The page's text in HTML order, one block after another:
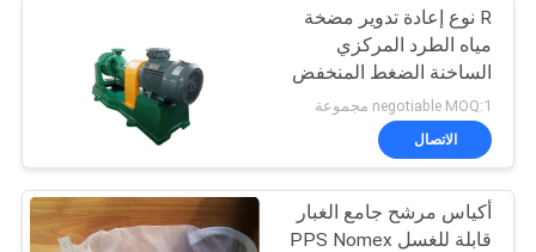
جولة
المعمل
مراقبة
الجودة
قماش الألياف
الزجاجية
57
R نوع إعادة تدوير مضخة
مياه الطرد المركزي
الساخنة الضغط المنخفض
من الفولاذ المقاوم للصدأ
negotiable MOQ:1 مجموعة
الاتصال
أكياس مرشح جامع الغبار
قابلة للغسل PPS Nomex